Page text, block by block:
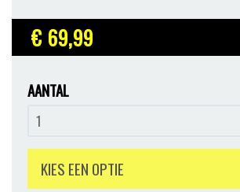
€ 69,99
AANTAL
KIES EEN OPTIE